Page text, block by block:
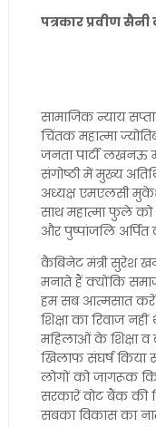
पत्रकार प्रवीण
सामाजिक न्याय
चिंतक महात्मा
जनता पार्टी लखनऊ
संगोष्ठी में मुख्य
अध्यक्ष एमएलसी
साथ महात्मा फुले को
और पुष्पांजलि अर्पित
कैबिनेट मंत्री सुरेश
मनाते हैं क्योंकि
हम सब आत्मसात करें
शिक्षा का रिवाज
महिलाओं के शिक्षा व
खिलाफ संघर्ष किया
लोगों को जागरूक
सरकारें वोट बैंक की
सबका विकास का